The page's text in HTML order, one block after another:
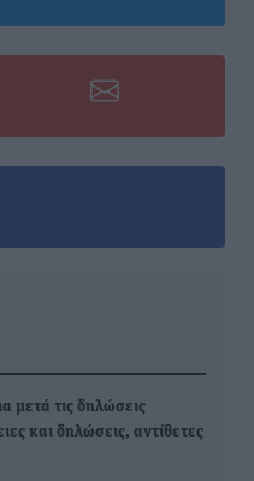
μετά τις δηλώσεις
και δηλώσεις, αντίθετες